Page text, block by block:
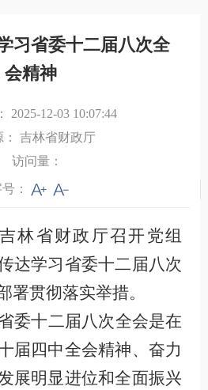
习省委十二届八次全
会精神
2025-12-03 10:07:44
吉林省财政厅
访问量：
：
林省财政厅召开党组
达学习省委十二届八次
署贯彻落实举措。
委十二届八次全会是在
届四中全会精神、奋力
展明显进位和全面振兴